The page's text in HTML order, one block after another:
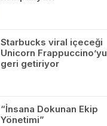
Starbucks viral içeceği
Unicorn Frappuccino’yu
geri getiriyor
“İnsana Dokunan Ekip
Yönetimi”